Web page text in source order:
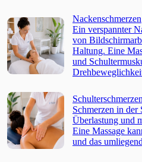
Nackenschmerzen
Ein verspannter
von
Haltung. Eine
und
Schulterschmerzen
Schmerzen in der
Überlastung und
Eine Massage
und das